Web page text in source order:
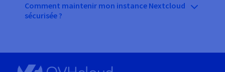
Comment maintenir mon instance Nextcloud
sécurisée ?